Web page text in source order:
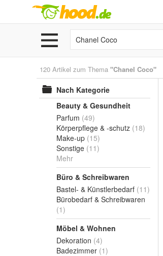
120 Artikel zum Thema "Chanel Coco"
Nach Kategorie
Beauty & Gesundheit
Parfum (49)
Körperpflege & -schutz (18)
Make-up (15)
Sonstige (11)
Mehr
Büro & Schreibwaren
Bastel- & Künstlerbedarf (11)
Bürobedarf & Schreibwaren
(1)
Möbel & Wohnen
Dekoration (4)
Badezimmer (1)